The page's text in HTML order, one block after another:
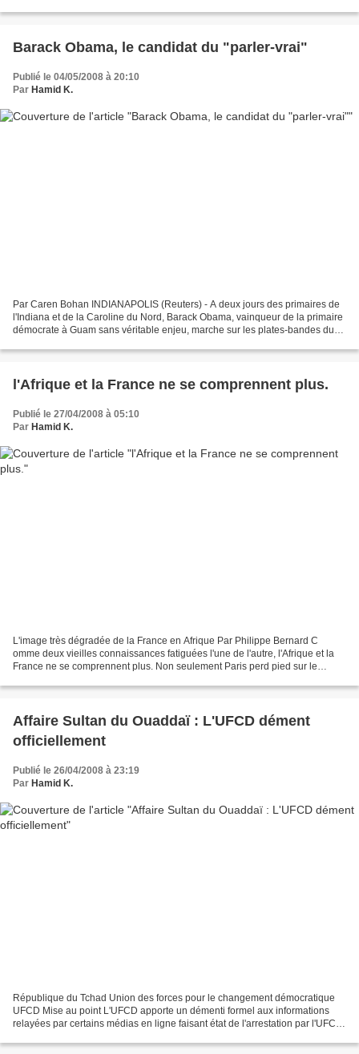
Barack Obama, le candidat du "parler-vrai"
Publié le 04/05/2008 à 20:10
Par Hamid K.
Par Caren Bohan INDIANAPOLIS (Reuters) - A deux jours des primaires de
l'Indiana et de la Caroline du Nord, Barack Obama, vainqueur de la primaire
démocrate à Guam sans véritable enjeu, marche sur les plates-bandes du
l'Afrique et la France ne se comprennent plus.
Publié le 27/04/2008 à 05:10
Par Hamid K.
L'image très dégradée de la France en Afrique Par Philippe Bernard C
omme deux vieilles connaissances fatiguées l'une de l'autre, l'Afrique et la
France ne se comprennent plus. Non seulement Paris perd pied sur le
Affaire Sultan du Ouaddaï : L'UFCD dément
officiellement
Publié le 26/04/2008 à 23:19
Par Hamid K.
République du Tchad Union des forces pour le changement démocratique
UFCD Mise au point L'UFCD apporte un démenti formel aux informations
relayées par certains médias en ligne faisant état de l'arrestation par l'UFCD